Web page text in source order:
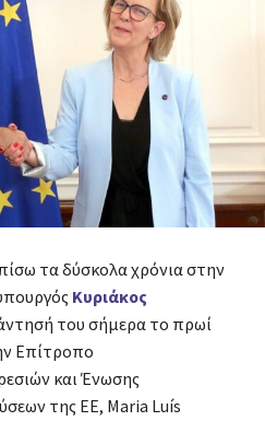
τα δύσκολα χρόνια στην
Κυριάκος
του σήμερα το πρωί
Επίτροπο
και Ένωσης
της ΕΕ, Maria Luís